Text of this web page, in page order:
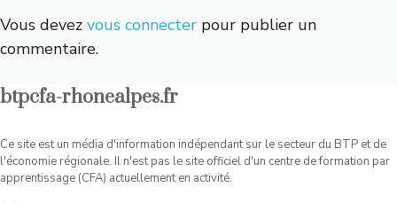
Vous devez vous connecter pour publier un
commentaire.
btpcfa-rhonealpes.fr
Ce site est un média d'information indépendant sur le secteur du BTP et de
l'économie régionale. Il n'est pas le site officiel d'un centre de formation par
apprentissage (CFA) actuellement en activité.